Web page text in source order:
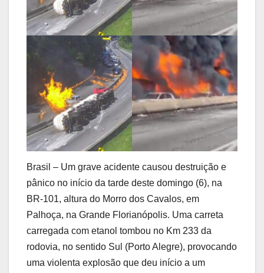
Brasil – Um grave acidente causou destruição e
pânico no início da tarde deste domingo (6), na
BR-101, altura do Morro dos Cavalos, em
Palhoça, na Grande Florianópolis. Uma carreta
carregada com etanol tombou no Km 233 da
rodovia, no sentido Sul (Porto Alegre), provocando
uma violenta explosão que deu início a um